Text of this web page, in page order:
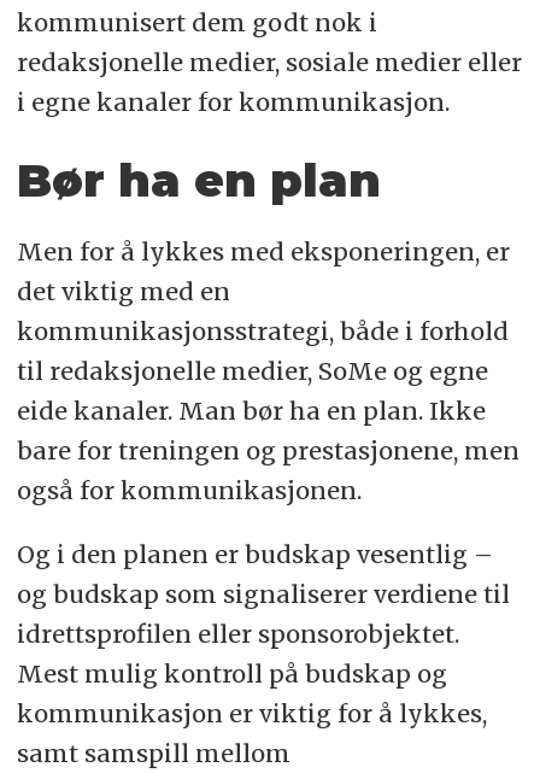
kommunisert dem godt nok i
redaksjonelle medier, sosiale medier eller
i egne kanaler for kommunikasjon.
Bør ha en plan
Men for å lykkes med eksponeringen, er
det viktig med en
kommunikasjonsstrategi, både i forhold
til redaksjonelle medier, SoMe og egne
eide kanaler. Man bør ha en plan. Ikke
bare for treningen og prestasjonene, men
også for kommunikasjonen.
Og i den planen er budskap vesentlig –
og budskap som signaliserer verdiene til
idrettsprofilen eller sponsorobjektet.
Mest mulig kontroll på budskap og
kommunikasjon er viktig for å lykkes,
samt samspill mellom